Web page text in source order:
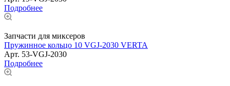
Подробнее
Запчасти для миксеров
Пружинное кольцо 10 VGJ-2030 VERTA
Арт. 53-VGJ-2030
Подробнее